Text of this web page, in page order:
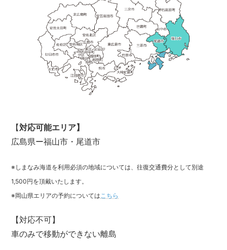
【対応可能エリア】
広島県ー福山市・尾道市
※しまなみ海道を利用必須の地域については、往復交通費分として別途
1,500円を頂戴いたします。
※岡山県エリアの予約についてはこちら
【対応不可】
車のみで移動ができない離島